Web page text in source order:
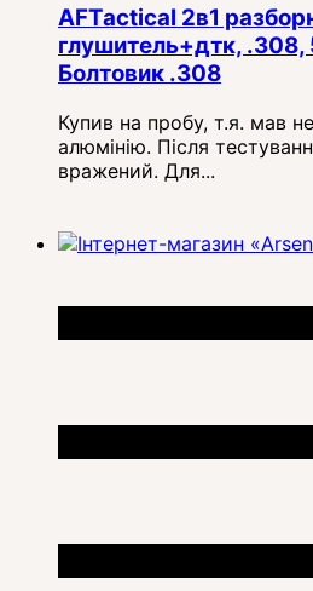
AFTactical 2в1
глушитель+дтк, .308,
Болтовик .308
Купив на пробу, т.я. мав
алюмінію. Після
вражений. Для...